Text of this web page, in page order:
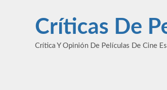
contenidoCríticas De
Crítica Y Opinión De Películas De Cine